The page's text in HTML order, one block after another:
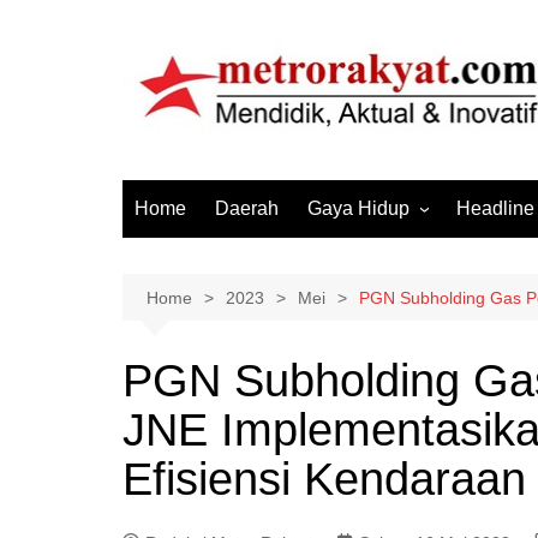
Home Daerah Gaya Hidup
Hiburan
Olahraga
Otomotif
Headline
Home 2023 Mei PGN Subholding Gas
PGN Subholding
JNE
Efisiensi